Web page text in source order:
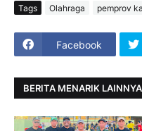
Tags Olahraga pemprov
Facebook
BERITA MENARIK LAINNYA